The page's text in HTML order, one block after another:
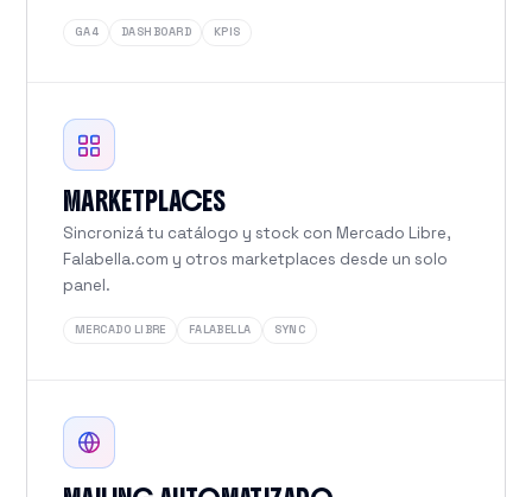
GA4 DASHBOARD KPIS
MARKETPLACES
Sincronizá tu catálogo y stock con Mercado Libre,
Falabella.com y otros marketplaces desde un solo
panel.
MERCADO LIBRE FALABELLA SYNC